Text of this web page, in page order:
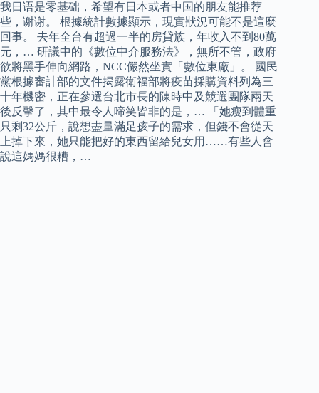
我日语是零基础，希望有日本或者中国的朋友能推荐
些，谢谢。 根據統計數據顯示，現實狀況可能不是這麼
回事。 去年全台有超過一半的房貸族，年收入不到80萬
元，… 研議中的《數位中介服務法》，無所不管，政府
欲將黑手伸向網路，NCC儼然坐實「數位東廠」。 國民
黨根據審計部的文件揭露衛福部將疫苗採購資料列為三
十年機密，正在參選台北市長的陳時中及競選團隊兩天
後反擊了，其中最令人啼笑皆非的是，… 「她瘦到體重
只剩32公斤，說想盡量滿足孩子的需求，但錢不會從天
上掉下來，她只能把好的東西留給兒女用……有些人會
說這媽媽很糟，…